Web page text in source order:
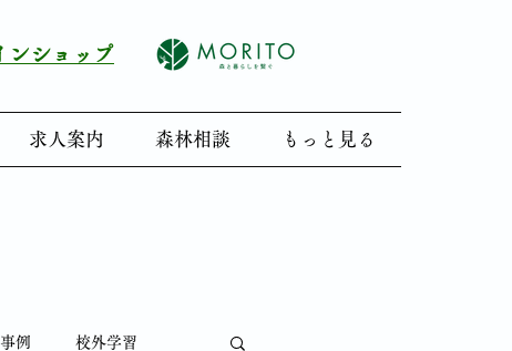
ンショップ
求人案内 森林相談 もっと見る
例 校外学習